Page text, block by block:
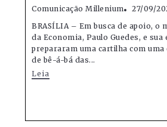
Comunicação Millenium
27/09/
BRASÍLIA – Em busca de apoio, o
da Economia, Paulo Guedes, e sua
prepararam uma cartilha com uma
de bê-á-bá das...
Leia